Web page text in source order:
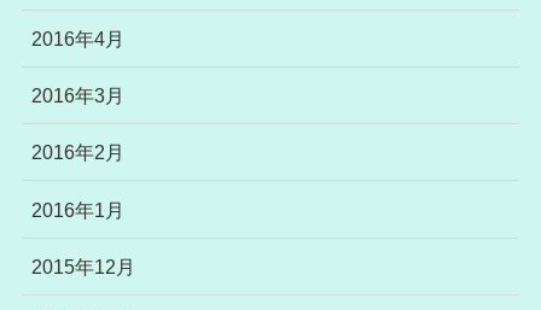
2016年4月
2016年3月
2016年2月
2016年1月
2015年12月